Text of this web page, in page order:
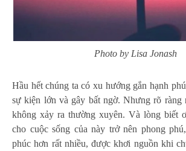
Photo by Lisa Jonash
Hầu hết chúng ta có xu hướng gắn hạnh
sự kiện lớn và gây bất ngờ. Nhưng rõ ràng
không xảy ra thường xuyên. Và lòng biết
cho cuộc sống của này trở nên phong
phúc hơn rất nhiều, được khơi nguồn khi